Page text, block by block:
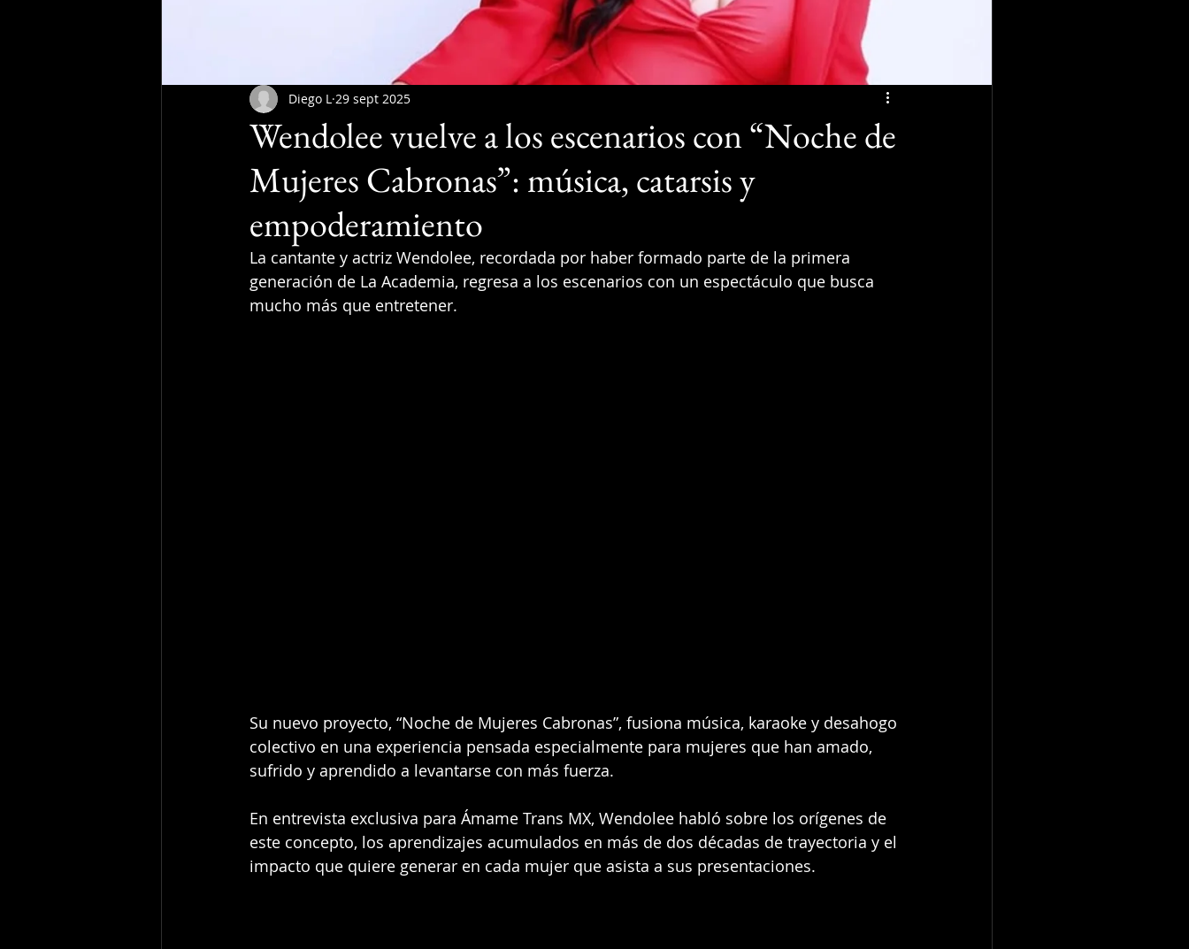
Wendolee vuelve a los escenarios con “Noche de
Mujeres Cabronas”: música, catarsis y
empoderamiento
Diego L 29 sept 2025
La cantante y actriz Wendolee, recordada por haber formado parte de la primera
generación de La Academia, regresa a los escenarios con un espectáculo que busca
mucho más que entretener.
Su nuevo proyecto, “Noche de Mujeres Cabronas”, fusiona música, karaoke y desahogo
colectivo en una experiencia pensada especialmente para mujeres que han amado,
sufrido y aprendido a levantarse con más fuerza.
En entrevista exclusiva para Ámame Trans MX, Wendolee habló sobre los orígenes de
este concepto, los aprendizajes acumulados en más de dos décadas de trayectoria y el
impacto que quiere generar en cada mujer que asista a sus presentaciones.